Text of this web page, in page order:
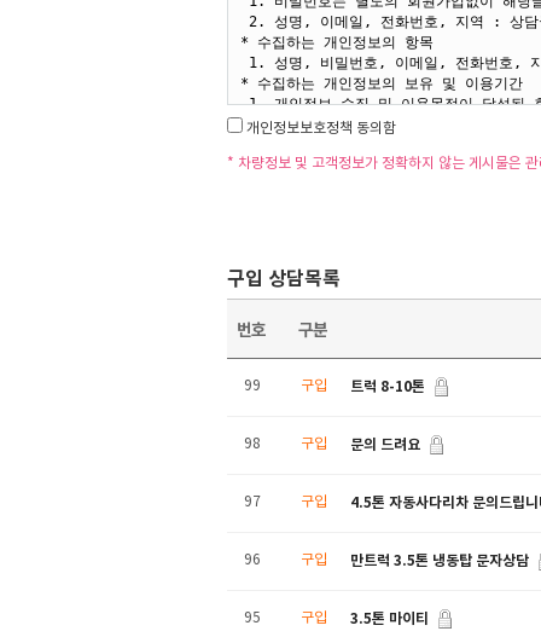
개인정보보호정책 동의함
* 차량정보 및 고객정보가 정확하지 않는 게시물은
구입 상담목록
번호 구분
99 구입 트럭 8-10톤
98 구입 문의 드려요
97 구입 4.5톤 자동사다리차 문의드립니
96 구입 만트럭 3.5톤 냉동탑 문자상담
95 구입 3.5톤 마이티